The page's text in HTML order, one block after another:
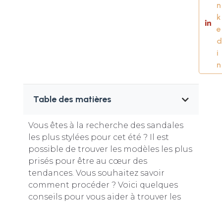
n
k
e
d
i
n
Table des matières
Vous êtes à la recherche des sandales
les plus stylées pour cet été ? Il est
possible de trouver les modèles les plus
prisés pour être au cœur des
tendances. Vous souhaitez savoir
comment procéder ? Voici quelques
conseils pour vous aider à trouver les